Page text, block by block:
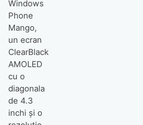
Windows
Phone
Mango,
un ecran
ClearBlack
AMOLED
cu o
diagonala
de 4.3
inchi şi o